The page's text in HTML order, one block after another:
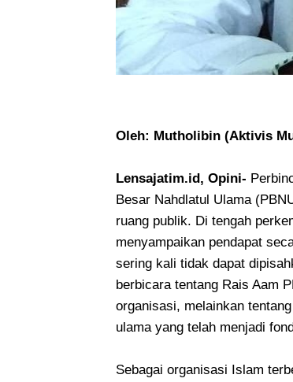
Oleh: Mutholibin (Aktivis
Lensajatim.id, Opini-
Besar Nahdlatul Ulama
ruang publik. Di tengah
menyampaikan pendapat
sering kali tidak dapat
berbicara tentang Rais Aam
organisasi, melainkan
ulama yang telah menjadi
Sebagai organisasi Islam